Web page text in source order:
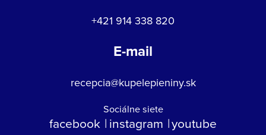
+421 914 338 820
E-mail
recepcia@kupelepieniny.sk
Sociálne siete
facebook instagram youtube